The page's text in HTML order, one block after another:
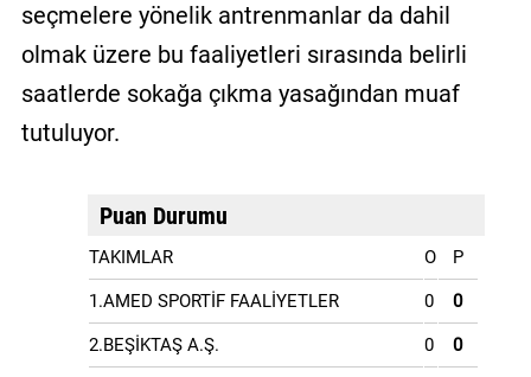
seçmelere yönelik antrenmanlar da dahil
olmak üzere bu faaliyetleri sırasında belirli
saatlerde sokağa çıkma yasağından muaf
tutuluyor.
Puan Durumu
TAKIMLAR O P
1.AMED SPORTİF FAALİYETLER 0 0
2.BEŞİKTAŞ A.Ş. 0 0